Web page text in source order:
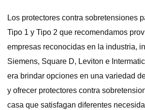
Los protectores contra sobretensiones
Tipo 1 y Tipo 2 que recomendamos
empresas reconocidas en la industria,
Siemens, Square D, Leviton e
era brindar opciones en una variedad
y ofrecer protectores contra
casa que satisfagan diferentes